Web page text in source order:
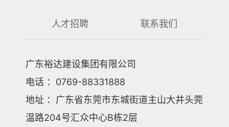
人才招聘 联系我们
广东裕达建设集团有限公司
电话 ：0769-88331888
地址 ：广东省东莞市东城街道主山大井头莞
温路204号汇众中心B栋2层